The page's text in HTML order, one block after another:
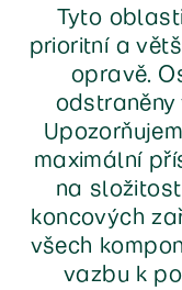
Tyto
prioritní a
opravě.
odstraněny
maximální
na
koncových
všech
vazbu k